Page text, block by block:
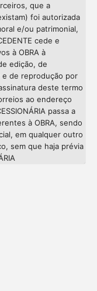
que a
foi autorizada
e/ou patrimonial,
cede e
à OBRA à
edição, de
e de reprodução por
deste termo
ao endereço
passa a
à OBRA, sendo
em qualquer outro
sem que haja prévia